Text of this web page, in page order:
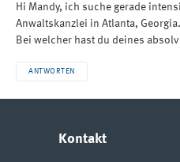
Hi Mandy, ich suche gerade
Anwaltskanzlei in Atlanta,
Bei welcher hast du deines
ANTWORTEN
Kontakt